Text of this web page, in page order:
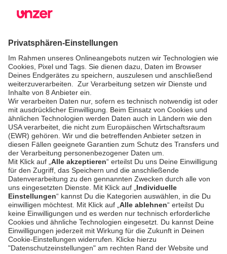
Commerce
Preise
SICHERHEIT & COMPLIANCE
Sicherheit
PSD2 - Starke
Kundenauthentifizierung
PCI DSS -
Datensicherheit
Betrugsprävention
SERVICE & SUPPORT
Entwickler-
Dokumentation
Dokumentation
Unzer Austria
Rechtliche
Dokumente
Hilfe-Center
Plattform-
Status